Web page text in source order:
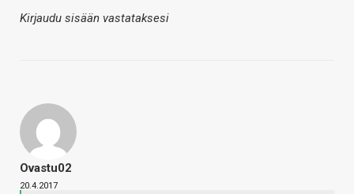
Kirjaudu sisään vastataksesi
Ovastu02
20.4.2017